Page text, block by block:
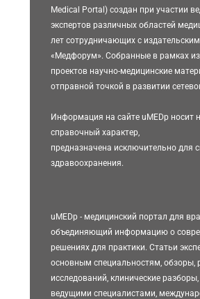
Medical Portal) создан при участии
экспертов различных областей
лет сотрудничающих с
«Медфорум». Собранные в рамках
проектов научно-медицинские
отправной точкой в развитии
Информация на сайте uMEDp носит
справочный характер,
предназначена исключительно для
здравоохранения.
uMEDp - медицинский портал для
объединяющий информацию о
решениях для практики. Статьи
основным специальностям, обзоры,
исследований, клинические
ведущими специалистами,